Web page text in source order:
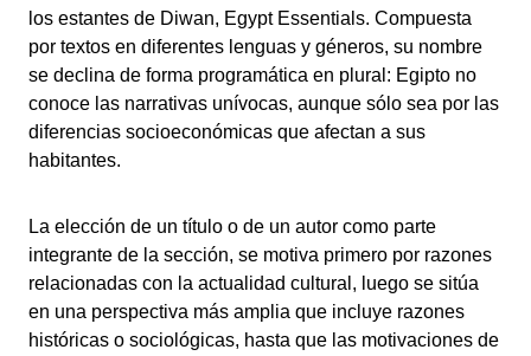
los estantes de Diwan, Egypt Essentials. Compuesta
por textos en diferentes lenguas y géneros, su nombre
se declina de forma programática en plural: Egipto no
conoce las narrativas unívocas, aunque sólo sea por las
diferencias socioeconómicas que afectan a sus
habitantes.
La elección de un título o de un autor como parte
integrante de la sección, se motiva primero por razones
relacionadas con la actualidad cultural, luego se sitúa
en una perspectiva más amplia que incluye razones
históricas o sociológicas, hasta que las motivaciones de